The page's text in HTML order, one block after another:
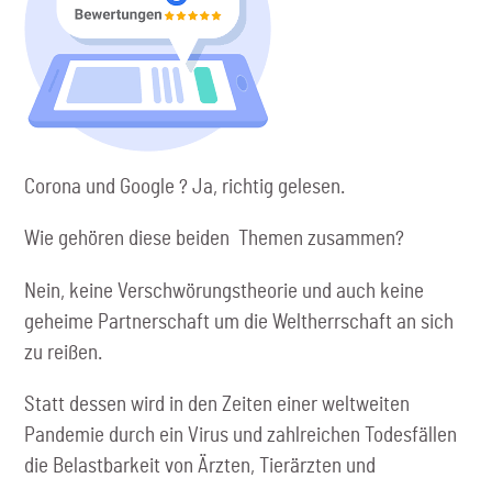
Corona und Google ? Ja, richtig gelesen.
Wie gehören diese beiden Themen zusammen?
Nein, keine Verschwörungstheorie und auch keine
geheime Partnerschaft um die Weltherrschaft an sich
zu reißen.
Statt dessen wird in den Zeiten einer weltweiten
Pandemie durch ein Virus und zahlreichen Todesfällen
die Belastbarkeit von Ärzten, Tierärzten und